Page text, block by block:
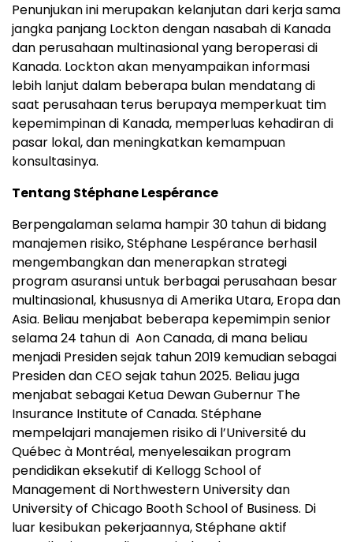
Penunjukan ini merupakan kelanjutan dari kerja sama
jangka panjang Lockton dengan nasabah di Kanada
dan perusahaan multinasional yang beroperasi di
Kanada. Lockton akan menyampaikan informasi
lebih lanjut dalam beberapa bulan mendatang di
saat perusahaan terus berupaya memperkuat tim
kepemimpinan di Kanada, memperluas kehadiran di
pasar lokal, dan meningkatkan kemampuan
konsultasinya.
Tentang Stéphane Lespérance
Berpengalaman selama hampir 30 tahun di bidang
manajemen risiko, Stéphane Lespérance berhasil
mengembangkan dan menerapkan strategi
program asuransi untuk berbagai perusahaan besar
multinasional, khususnya di Amerika Utara, Eropa dan
Asia. Beliau menjabat beberapa kepemimpin senior
selama 24 tahun di Aon Canada, di mana beliau
menjadi Presiden sejak tahun 2019 kemudian sebagai
Presiden dan CEO sejak tahun 2025. Beliau juga
menjabat sebagai Ketua Dewan Gubernur The
Insurance Institute of Canada. Stéphane
mempelajari manajemen risiko di l’Université du
Québec à Montréal, menyelesaikan program
pendidikan eksekutif di Kellogg School of
Management di Northwestern University dan
University of Chicago Booth School of Business. Di
luar kesibukan pekerjaannya, Stéphane aktif